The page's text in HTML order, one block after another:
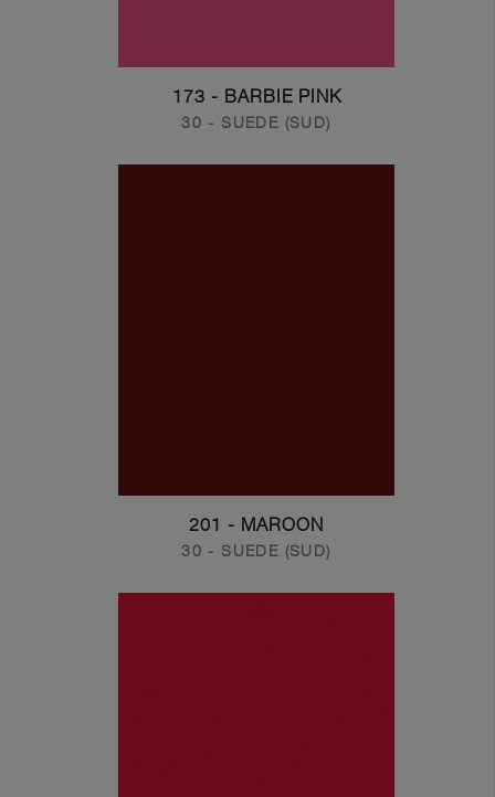
173 - BARBIE PINK
30 - SUEDE (SUD)
201 - MAROON
30 - SUEDE (SUD)